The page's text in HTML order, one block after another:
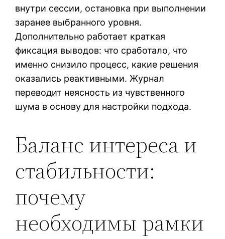
внутри сессии, остановка при выполнении
заранее выбранного уровня.
Дополнительно работает краткая
фиксация выводов: что сработало, что
именно снизило процесс, какие решения
оказались реактивными. Журнал
переводит неясность из чувственного
шума в основу для настройки подхода.
Баланс интереса и
стабильности:
почему
необходимы рамки